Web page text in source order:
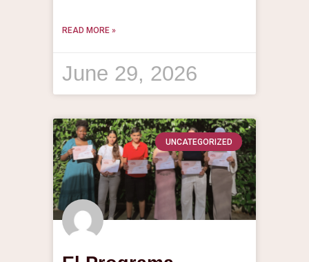
READ MORE »
June 29, 2026
UNCATEGORIZED